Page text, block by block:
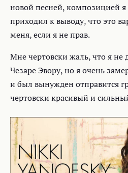
новой песней, композицией
приходил к выводу, что это
меня, если я не прав.
Мне чертовски жаль, что я не
Чезаре Эвору, но я очень
и был вынужден отправится
чертовски красивый и